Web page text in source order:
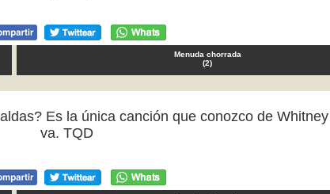
Menuda chorrada
(2)
Es la única canción que conozco de
va. TQD